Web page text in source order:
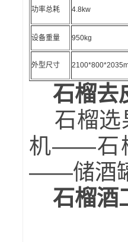
功率总耗 4.8kw
设备重量 950kg
外型尺寸
石榴去
石榴选
机——石
——储酒
石榴酒